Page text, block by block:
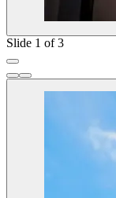
Slide 1 of 3